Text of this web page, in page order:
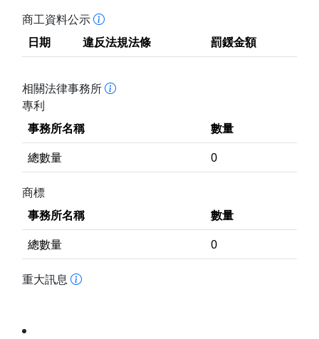
商工資料公示
日期
違反法規法條 罰鍰金額
相關法律事務所
專利
事務所名稱
數量
總數量
0
商標
事務所名稱
數量
總數量
0
重大訊息